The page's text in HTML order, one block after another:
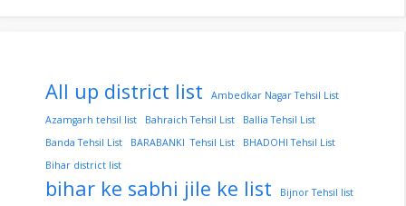
All up district list
Ambedkar Nagar Tehsil List
Azamgarh tehsil list
Bahraich Tehsil List
Ballia Tehsil List
Banda Tehsil List
BARABANKI Tehsil List
BHADOHI Tehsil List
Bihar district list
bihar ke sabhi jile ke list
Bijnor Tehsil list